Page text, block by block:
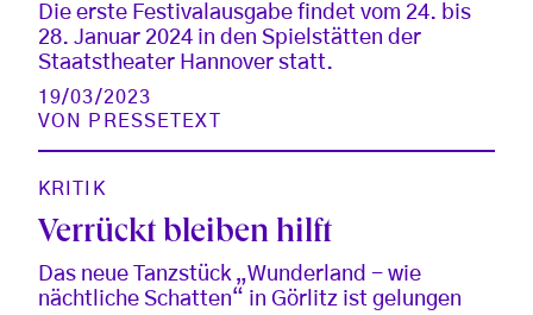
Die erste Festivalausgabe findet vom 24. bis
28. Januar 2024 in den Spielstätten der
Staatstheater Hannover statt.
19/03/2023
VON
PRESSETEXT
KRITIK
Verrückt bleiben hilft
Das neue Tanzstück „Wunderland - wie
nächtliche Schatten“ in Görlitz ist gelungen